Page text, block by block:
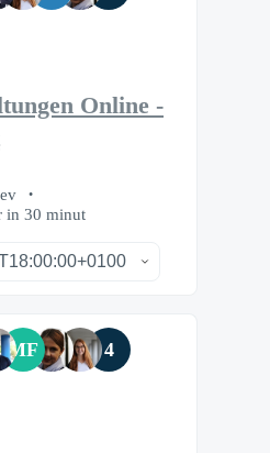
Online -
in 30 minut
MF 4